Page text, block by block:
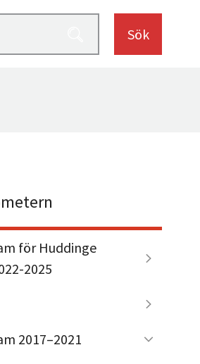
Sök
för Huddinge
2025
2017–2021